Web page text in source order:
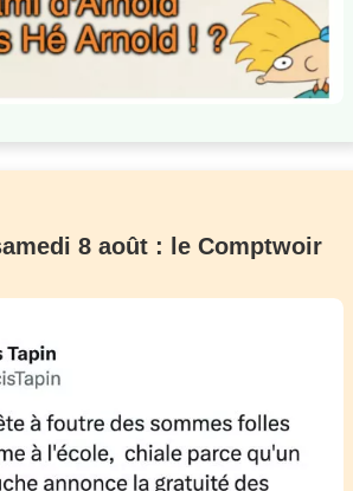
8 août : le Comptwoir